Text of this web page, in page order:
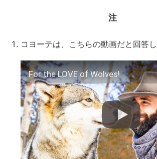
注
コヨーテは、こちらの動画だと回答し
For the LOVE of Wolves!